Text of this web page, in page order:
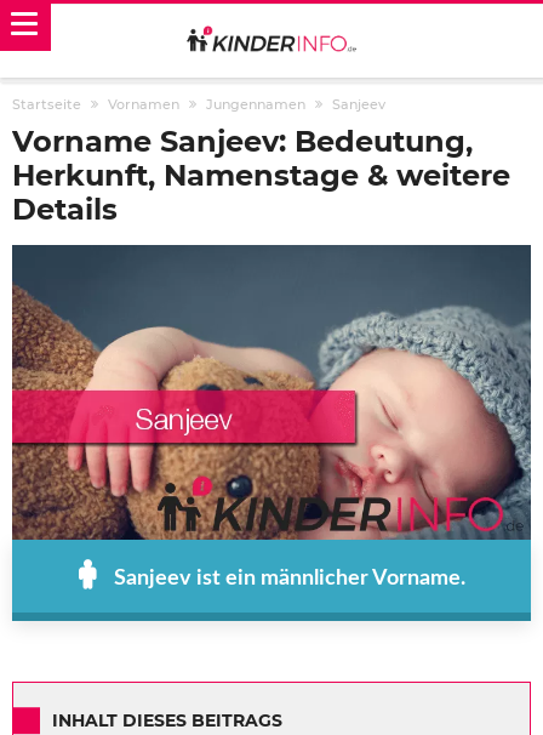
Startseite Vornamen Jungennamen Sanjeev
Vorname Sanjeev: Bedeutung,
Herkunft, Namenstage & weitere
Details
Sanjeev ist ein männlicher Vorname.
INHALT DIESES BEITRAGS